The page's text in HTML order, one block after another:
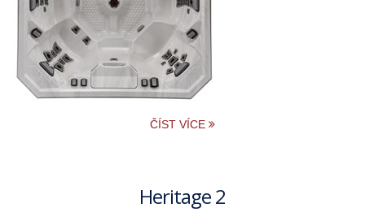
ČÍST VÍCE
Heritage 2